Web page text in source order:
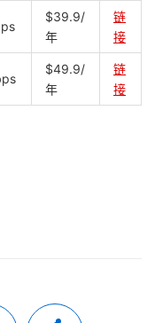
$39.9/
年
链
接
$49.9/
年
链
接